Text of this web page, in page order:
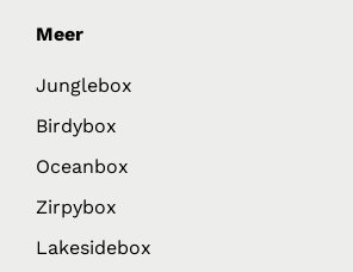
Meer
Junglebox
Birdybox
Oceanbox
Zirpybox
Lakesidebox